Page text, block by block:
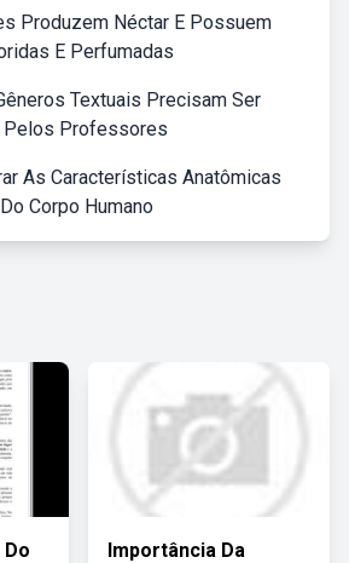
Produzem Néctar E Possuem
E Perfumadas
Textuais Precisam Ser
Pelos Professores
As Características Anatômicas
Corpo Humano
Importância Da